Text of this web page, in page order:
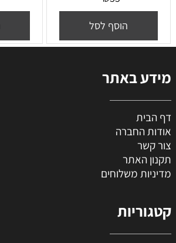
הוסף לסל
מידע באתר
דף הבית
אודות החברה
צור קשר
תקנון האתר
מדיניות משלוחים
קטגוריות